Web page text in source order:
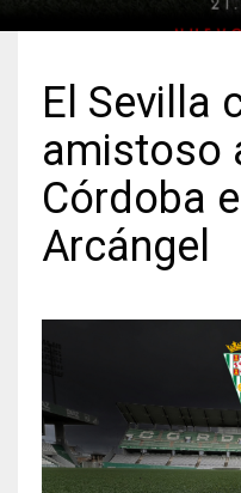
24
El Sevilla
amistoso
Córdoba
Arcángel